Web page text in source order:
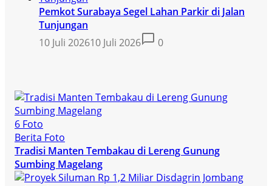
Pemkot Surabaya Segel Lahan Parkir di Jalan
Tunjungan
10 Juli 202610 Juli 2026 0
6 Foto
Berita Foto
Tradisi Manten Tembakau di Lereng Gunung
Sumbing Magelang